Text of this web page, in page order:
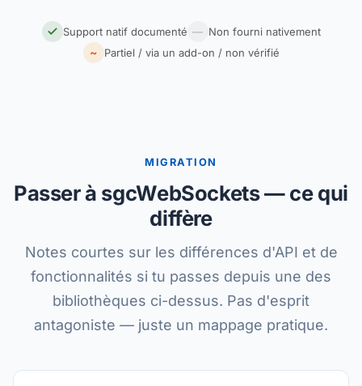
Support natif documenté — Non fourni nativement
~ Partiel / via un add-on / non vérifié
MIGRATION
Passer à sgcWebSockets — ce qui
diffère
Notes courtes sur les différences d'API et de
fonctionnalités si tu passes depuis une des
bibliothèques ci-dessus. Pas d'esprit
antagoniste — juste un mappage pratique.